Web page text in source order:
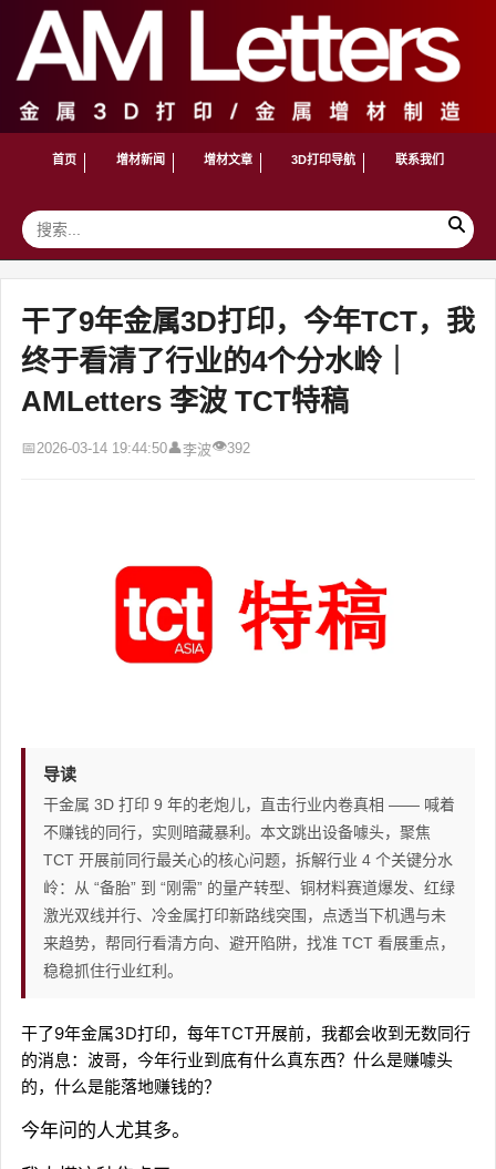
首页 增材新闻 增材文章 3D打印导航 联系我们
干了9年金属3D打印，今年TCT，我
终于看清了行业的4个分水岭｜
AMLetters 李波 TCT特稿
📅2026-03-14 19:44:50👤李波👁392
导读
干金属 3D 打印 9 年的老炮儿，直击行业内卷真相 —— 喊着
不赚钱的同行，实则暗藏暴利。本文跳出设备噱头，聚焦
TCT 开展前同行最关心的核心问题，拆解行业 4 个关键分水
岭：从 “备胎” 到 “刚需” 的量产转型、铜材料赛道爆发、红绿
激光双线并行、冷金属打印新路线突围，点透当下机遇与未
来趋势，帮同行看清方向、避开陷阱，找准 TCT 看展重点，
稳稳抓住行业红利。
干了9年金属3D打印，每年TCT开展前，我都会收到无数同行
的消息：波哥，今年行业到底有什么真东西？什么是赚噱头
的，什么是能落地赚钱的？
今年问的人尤其多。